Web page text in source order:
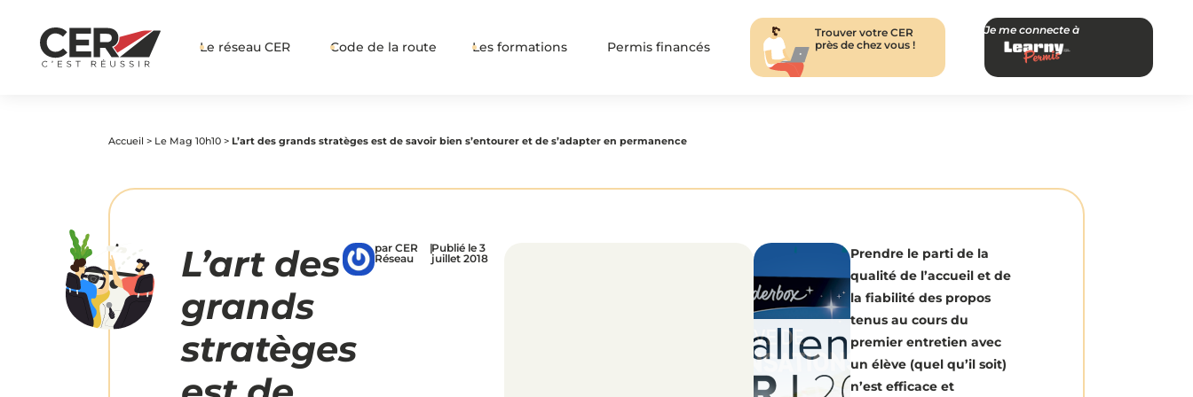
Le réseau CER Code de la route Les formations Permis financés
Trouver votre CER
près de chez vous !
Je me connecte à
Accueil > Le Mag 10h10 > L’art des grands stratèges est de savoir bien s’entourer et de s’adapter en permanence
L’art des
grands
stratèges
par CER
Réseau
|Publié le 3
juillet 2018
Prendre le parti de la
qualité de l’accueil et de
la fiabilité des propos
tenus au cours du
premier entretien avec
un élève (quel qu’il soit)
n’est efficace et